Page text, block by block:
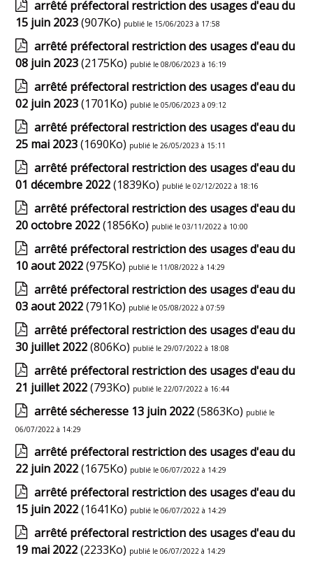
arrêté préfectoral restriction des usages d'eau du
15 juin 2023(907Ko) publié le 15/06/2023 à 17:58
arrêté préfectoral restriction des usages d'eau du
08 juin 2023(2175Ko) publié le 08/06/2023 à 16:19
arrêté préfectoral restriction des usages d'eau du
02 juin 2023(1701Ko) publié le 05/06/2023 à 09:12
arrêté préfectoral restriction des usages d'eau du
25 mai 2023(1690Ko) publié le 26/05/2023 à 15:11
arrêté préfectoral restriction des usages d'eau du
01 décembre 2022(1839Ko) publié le 02/12/2022 à 18:16
arrêté préfectoral restriction des usages d'eau du
20 octobre 2022(1856Ko) publié le 03/11/2022 à 10:00
arrêté préfectoral restriction des usages d'eau du
10 aout 2022(975Ko) publié le 11/08/2022 à 14:29
arrêté préfectoral restriction des usages d'eau du
03 aout 2022(791Ko) publié le 05/08/2022 à 07:59
arrêté préfectoral restriction des usages d'eau du
30 juillet 2022(806Ko) publié le 29/07/2022 à 18:08
arrêté préfectoral restriction des usages d'eau du
21 juillet 2022(793Ko) publié le 22/07/2022 à 16:44
arrêté sécheresse 13 juin 2022(5863Ko) publié le
06/07/2022 à 14:29
arrêté préfectoral restriction des usages d'eau du
22 juin 2022(1675Ko) publié le 06/07/2022 à 14:29
arrêté préfectoral restriction des usages d'eau du
15 juin 2022(1641Ko) publié le 06/07/2022 à 14:29
arrêté préfectoral restriction des usages d'eau du
19 mai 2022(2233Ko) publié le 06/07/2022 à 14:29